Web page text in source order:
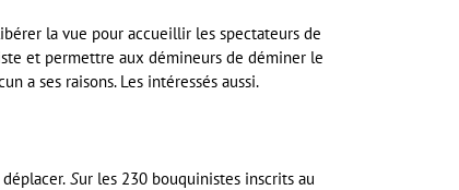
la vue pour accueillir les spectateurs de
et permettre aux démineurs de déminer le
a ses raisons. Les intéressés aussi.
Sur les 230 bouquinistes inscrits au